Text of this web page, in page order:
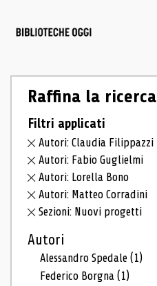
Raffina la ricerca
Filtri applicati
Autori: Claudia Filippazzi
Autori: Fabio Guglielmi
Autori: Lorella Bono
Autori: Matteo Corradini
Sezioni: Nuovi progetti
Autori
Alessandro Spedale(1)
Federico Borgna(1)